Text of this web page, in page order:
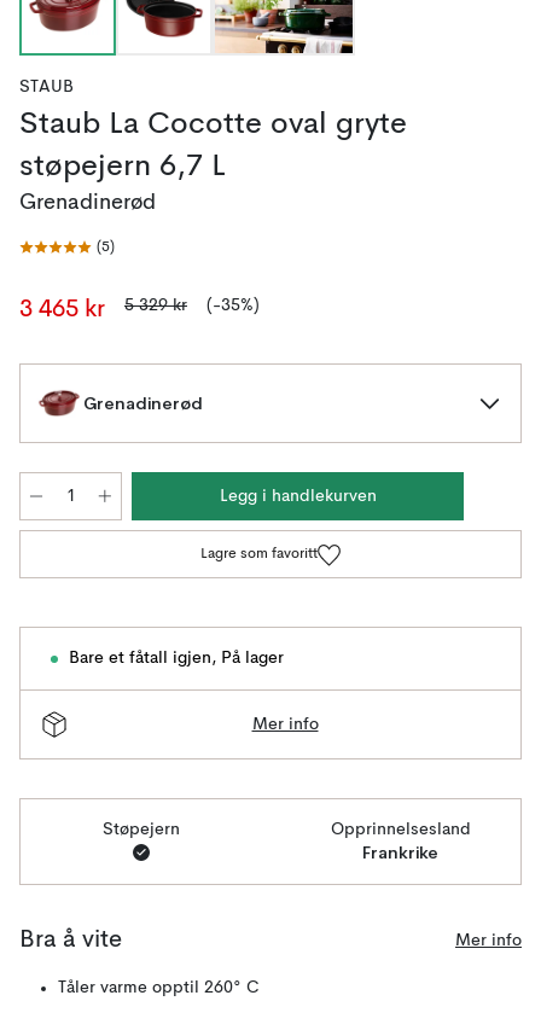
STAUB
Staub La Cocotte oval gryte
støpejern 6,7 L
Grenadinerød
(5)
3 465 kr 5 329 kr (-35%)
Grenadinerød
Legg i handlekurven
Lagre som favoritt
Bare et fåtall igjen, På lager
Mer info
Støpejern Opprinnelsesland
Frankrike
Bra å vite Mer info
Tåler varme opptil 260° C